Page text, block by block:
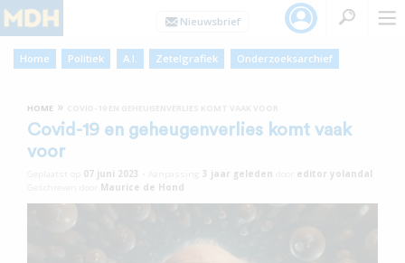
Home Politiek A.I. Zetelgrafiek Onderzoeksarchief
HOME »
Covid-19 en geheugenverlies komt vaak
voor
07 juni 2023 3 jaar geleden
editor yolandal
Maurice de Hond